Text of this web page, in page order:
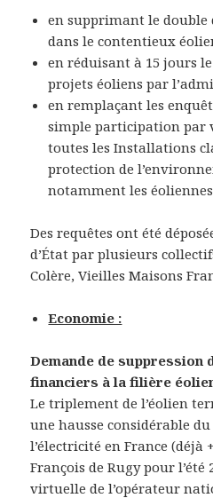
en supprimant le
dans le contentieux
en réduisant à 15 jours le
projets éoliens par
en remplaçant les
simple participation par
toutes les Installations
protection de
notamment les
Des requêtes ont été
d’État par plusieurs
Colère, Vieilles Maisons
Economie :
Demande de suppression
financiers à la filière
Le triplement de l’éolien
une hausse considérable
l’électricité en France (déjà
François de Rugy pour
virtuelle de l’opérateur